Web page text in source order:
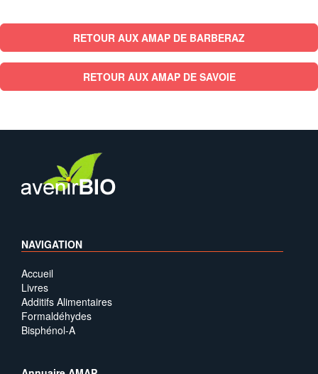
RETOUR AUX AMAP DE BARBERAZ
RETOUR AUX AMAP DE SAVOIE
NAVIGATION
Accueil
Livres
Additifs Alimentaires
Formaldéhydes
Bisphénol-A